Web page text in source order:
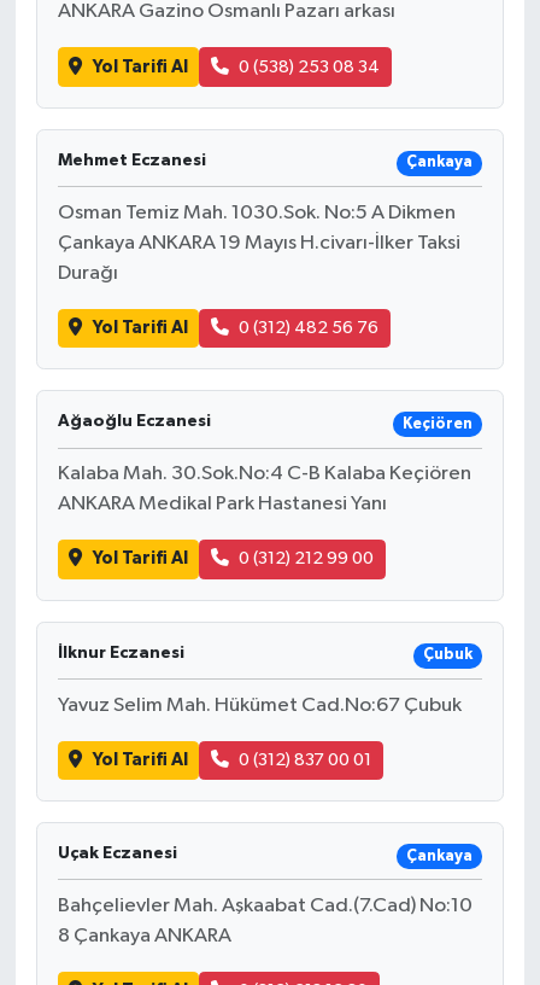
ANKARA Gazino Osmanlı Pazarı arkası
Yol Tarifi Al 0 (538) 253 08 34
Mehmet Eczanesi Çankaya
Osman Temiz Mah. 1030.Sok. No:5 A Dikmen
Çankaya ANKARA 19 Mayıs H.civarı-İlker Taksi
Durağı
Yol Tarifi Al 0 (312) 482 56 76
Ağaoğlu Eczanesi Keçiören
Kalaba Mah. 30.Sok.No:4 C-B Kalaba Keçiören
ANKARA Medikal Park Hastanesi Yanı
Yol Tarifi Al 0 (312) 212 99 00
İlknur Eczanesi Çubuk
Yavuz Selim Mah. Hükümet Cad.No:67 Çubuk
Yol Tarifi Al 0 (312) 837 00 01
Uçak Eczanesi Çankaya
Bahçelievler Mah. Aşkaabat Cad.(7.Cad) No:10
8 Çankaya ANKARA